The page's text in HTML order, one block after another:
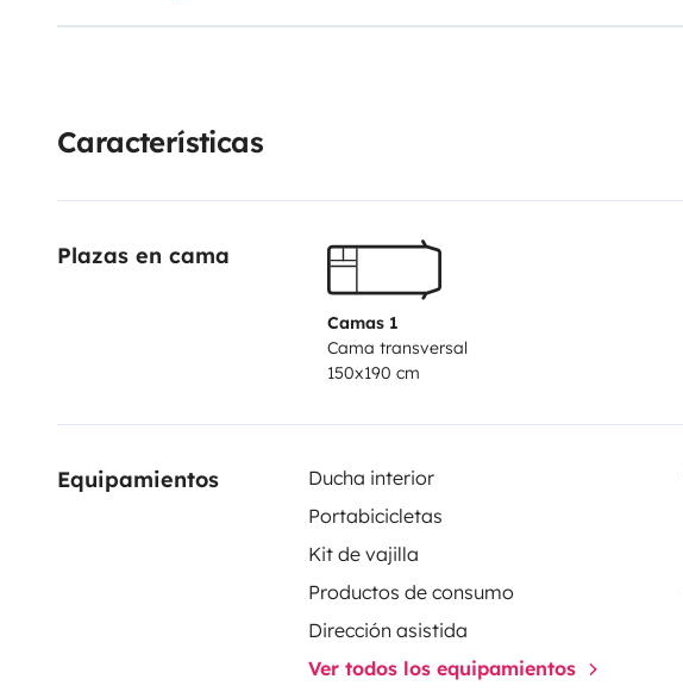
Características
Plazas en cama
Camas 1
Cama transversal
150x190 cm
Equipamientos Ducha interior
Portabicicletas
Kit de vajilla
Productos de consumo
Dirección asistida
Ver todos los equipamientos